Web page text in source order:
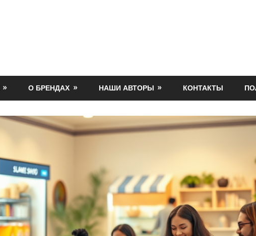
О БРЕНДАХ НАШИ АВТОРЫ КОНТАКТЫ